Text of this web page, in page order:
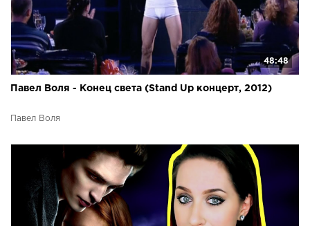
48:48
Павел Воля - Конец света (Stand Up концерт, 2012)
Павел Воля